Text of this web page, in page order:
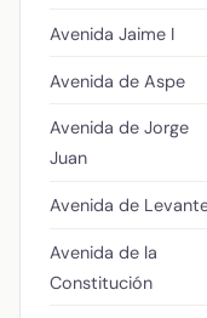
Avenida Jaime I
Avenida de Aspe
Avenida de Jorge
Juan
Avenida de
Avenida de la
Constitución